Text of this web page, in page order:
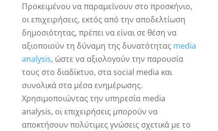
Προκειμένου να παραμείνουν στο προσκήνιο,
οι επιχειρήσεις, εκτός από την αποδελτίωση
δημοσιότητας, πρέπει να είναι σε θέση να
αξιοποιούν τη δύναμη της δυνατότητας media
analysis, ώστε να αξιολογούν την παρουσία
τους στο διαδίκτυο, στα social media και
συνολικά στα μέσα ενημέρωσης.
Χρησιμοποιώντας την υπηρεσία media
analysis, οι επιχειρήσεις μπορούν να
αποκτήσουν πολύτιμες γνώσεις σχετικά με το